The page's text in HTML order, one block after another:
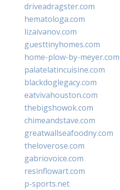
driveadragster.com
hematologa.com
lizaivanov.com
guesttinyhomes.com
home-plow-by-meyer.com
palatelatincuisine.com
blackdoglegacy.com
eatvivahouston.com
thebigshowok.com
chimeandstave.com
greatwallseafoodny.com
theloverose.com
gabriovoice.com
resinflowart.com
p-sports.net